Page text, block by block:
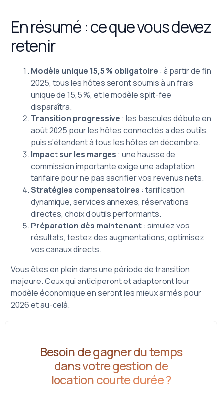
En résumé : ce que vous devez
retenir
Modèle unique 15,5 % obligatoire : à partir de fin
2025, tous les hôtes seront soumis à un frais
unique de 15,5 %, et le modèle split-fee
disparaîtra.
Transition progressive : les bascules débute en
août 2025 pour les hôtes connectés à des outils,
puis s’étendent à tous les hôtes en décembre.
Impact sur les marges : une hausse de
commission importante exige une adaptation
tarifaire pour ne pas sacrifier vos revenus nets.
Stratégies compensatoires : tarification
dynamique, services annexes, réservations
directes, choix d’outils performants.
Préparation dès maintenant: simulez vos
résultats, testez des augmentations, optimisez
vos canaux directs.
Vous êtes en plein dans une période de transition
majeure. Ceux qui anticiperont et adapteront leur
modèle économique en seront les mieux armés pour
2026 et au-delà.
Besoin de gagner du temps
dans votre gestion de
location courte durée ?